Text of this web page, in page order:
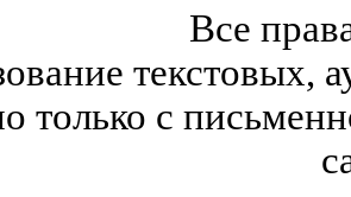
Все
текстовых,
только с